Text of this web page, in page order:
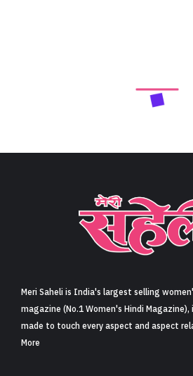
Next Article
‘कर्ज़ वसूलने वाले घर पर आते थे, गालियां
मुखर्जी का छलका दर्द, 1 करोड़ का कर्ज
पड़ी थी C ग्रेड फिल्में, बोलीं- ‘मैंने अपनी
doing C-grade films to pay
Share 5 min read